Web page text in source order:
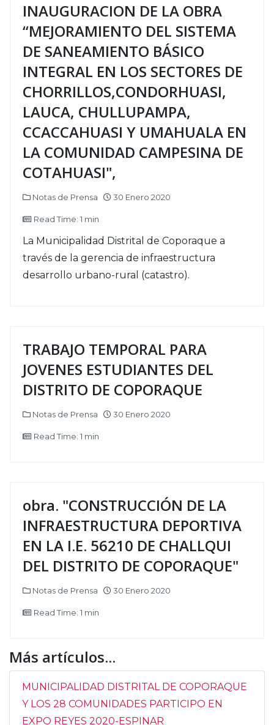
INAUGURACION DE LA OBRA
“MEJORAMIENTO DEL SISTEMA
DE SANEAMIENTO BÁSICO
INTEGRAL EN LOS SECTORES DE
CHORRILLOS,CONDORHUASI,
LAUCA, CHULLUPAMPA,
CCACCAHUASI Y UMAHUALA EN
LA COMUNIDAD CAMPESINA DE
COTAHUASI",
Notas de Prensa 30 Enero 2020
Read Time: 1 min
La Municipalidad Distrital de Coporaque a
través de la gerencia de infraestructura
desarrollo urbano-rural (catastro).
TRABAJO TEMPORAL PARA
JOVENES ESTUDIANTES DEL
DISTRITO DE COPORAQUE
Notas de Prensa 30 Enero 2020
Read Time: 1 min
obra. "CONSTRUCCIÓN DE LA
INFRAESTRUCTURA DEPORTIVA
EN LA I.E. 56210 DE CHALLQUI
DEL DISTRITO DE COPORAQUE"
Notas de Prensa 30 Enero 2020
Read Time: 1 min
Más artículos...
MUNICIPALIDAD DISTRITAL DE COPORAQUE
Y LOS 28 COMUNIDADES PARTICIPO EN
EXPO REYES 2020-ESPINAR